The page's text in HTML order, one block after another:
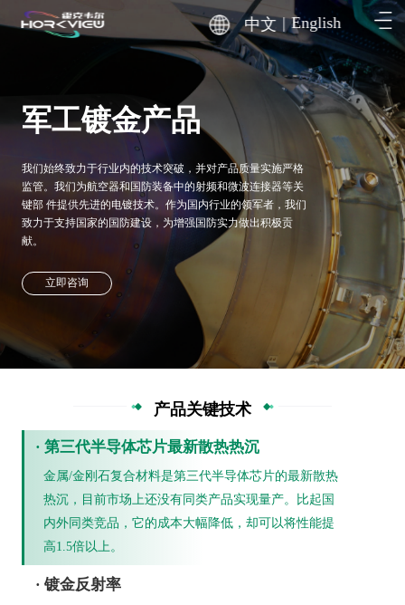
中文 | English
军工镀金产品
我们始终致力于行业内的技术突破，并对产品质量实施严格
监管。我们为航空器和国防装备中的射频和微波连接器等关
键部 件提供先进的电镀技术。作为国内行业的领军者，我们
致力于支持国家的国防建设，为增强国防实力做出积极贡
献。
立即咨询
产品关键技术
· 第三代半导体芯片最新散热热沉
金属/金刚石复合材料是第三代半导体芯片的最新散热
热沉，目前市场上还没有同类产品实现量产。比起国
内外同类竞品，它的成本大幅降低，却可以将性能提
高1.5倍以上。
· 镀金反射率